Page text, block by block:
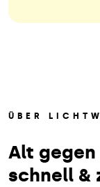
ÜBER
Alt gegen
schnell